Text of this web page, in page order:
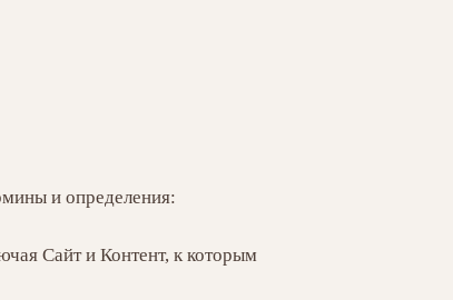
и определения:
Сайт и Контент, к которым